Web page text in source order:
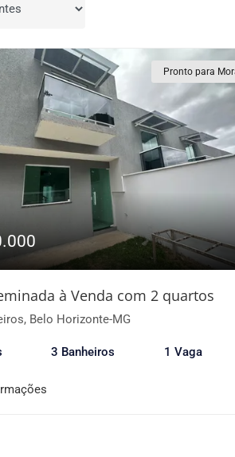
Pronto para
à Venda com 2 quartos
Belo Horizonte-MG
3 Banheiros 1 Vaga